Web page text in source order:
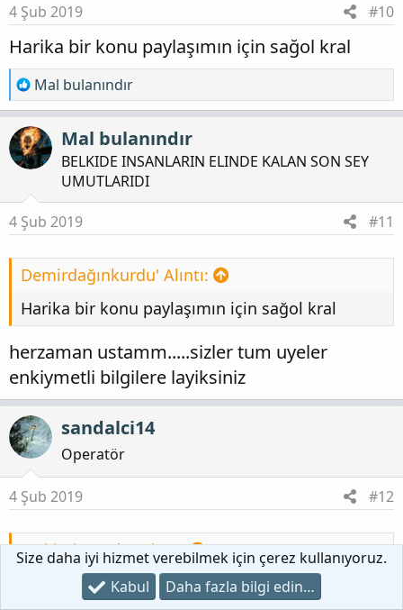
e
r
:
4 Şub 2019 #10
Harika bir konu paylaşımın için sağol kral
T
e
p
k
i
e
r
Mal bulanındır
Mal bulanındır
BELKIDE INSANLARIN ELINDE KALAN SON SEY
UMUTLARIDI
4 Şub 2019 #11
Demirdağınkurdu' Alıntı:
Harika bir konu paylaşımın için sağol kral
herzaman ustamm.....sizler tum uyeler
enkiymetli bilgilere layiksiniz
sandalci14
Operatör
4 Şub 2019 #12
Mal bulanındır' Alıntı:
bir kitaptan alinti olup gercek bilgi
icermektedir.....arkeolog Sergio Gomez Chavez,
Size daha iyi hizmet verebilmek için çerez kullanıyoruz.
Kabul
Daha fazla bilgi edin…